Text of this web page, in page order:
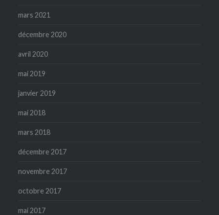
mars 2021
décembre 2020
avril 2020
mai 2019
janvier 2019
mai 2018
mars 2018
décembre 2017
novembre 2017
octobre 2017
mai 2017